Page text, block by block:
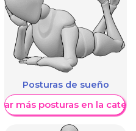
Posturas de sueño
más posturas en la